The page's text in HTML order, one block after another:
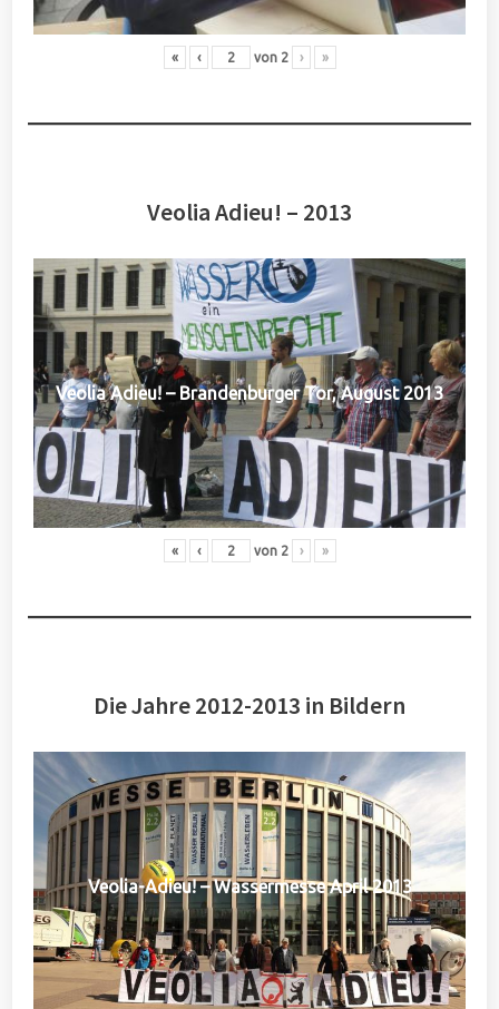
« ‹ von 2 › »
Veolia Adieu! – 2013
Veolia Adieu! – Brandenburger Tor, August 2013
« ‹ von 2 › »
Die Jahre 2012-2013 in Bildern
Veolia-Adieu! – Wassermesse April 2013